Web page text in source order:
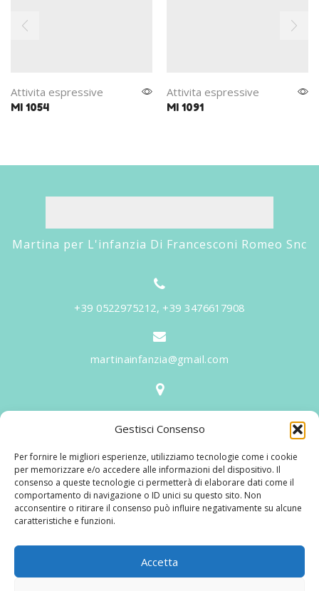
Gestisci Consenso
Per fornire le migliori esperienze, utilizziamo tecnologie come i cookie
per memorizzare e/o accedere alle informazioni del dispositivo. Il
consenso a queste tecnologie ci permetterà di elaborare dati come il
comportamento di navigazione o ID unici su questo sito. Non
acconsentire o ritirare il consenso può influire negativamente su alcune
caratteristiche e funzioni.
Accetta
Attivita espressive
MI 1054
Attivita espressive
MI 1091
Martina per L'infanzia Di Francesconi Romeo Snc
+39 0522975212, +39 3476617908
martinainfanzia@gmail.com
V.le Tiziano, 20 - 42046 Reggiolo
Martina per l'Infanzia, un nome ed un progetto che
nasce prima di tutto da una provata esperienza
maturata sul campo dal suo fondatore in 25 anni di
lavoro. La didattica rivolta al bambino nei suoi primi
aggiornandone continuamente i progetti educativi.